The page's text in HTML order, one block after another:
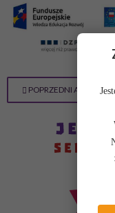
POPRZEDNI ARTYKUŁ